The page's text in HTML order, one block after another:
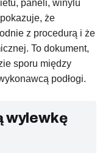
paneli, winylu
że
z procedurą i że
To dokument,
sporu między
podłogi.
wylewkę